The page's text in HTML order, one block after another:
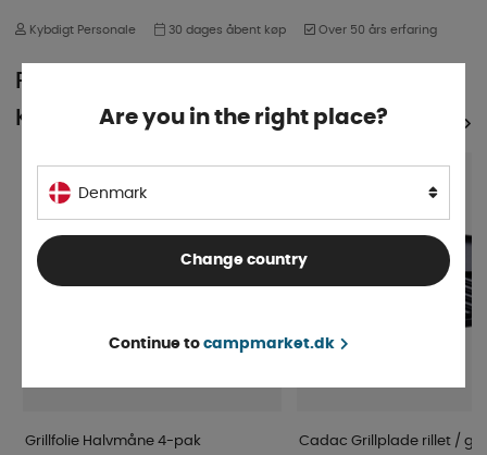
Kybdigt Personale 30 dages åbent køp Over 50 års erfaring
POPULÆR I SAMME
KATEGORI
SE ALLE PRODUKTER
Grillfolie Halvmåne 4-pak
Cadac Grillplade rillet /
Are you in the right place?
Denmark
Change country
Continue to campmarket.dk